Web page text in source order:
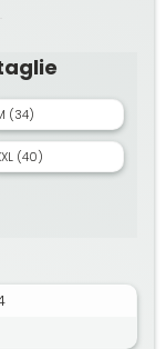
(34)
(40)